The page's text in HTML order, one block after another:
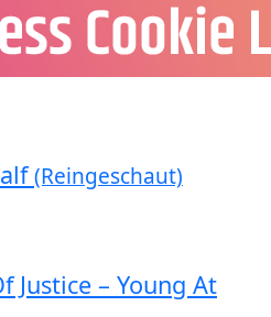
(Reingeschaut)
Justice – Young At